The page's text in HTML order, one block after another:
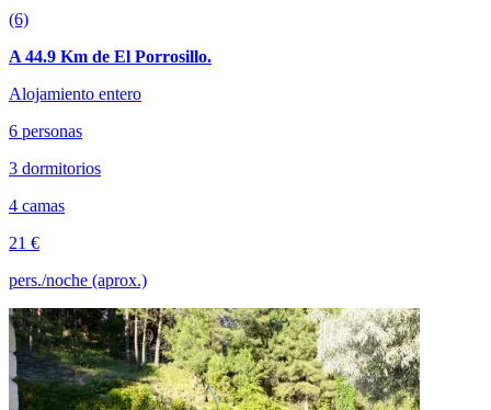
(6)
A 44.9 Km de El Porrosillo.
Alojamiento entero
6 personas
3 dormitorios
4 camas
21 €
pers./noche (aprox.)